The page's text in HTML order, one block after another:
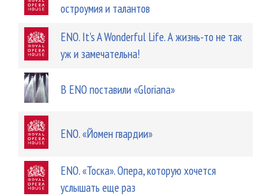
остроумия и талантов
ENO. It's A Wonderful Life. А жизнь-то не так
уж и замечательна!
В ENO поставили «Gloriana»
ENO. «Йомен гвардии»
ENO. «Тоска». Опера, которую хочется
услышать еще раз